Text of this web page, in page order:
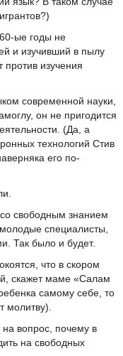
ые годы не
и изучивший в пылу
против изучения
современной науки,
он не пригодится
(Да, а
технологий Стив
его по-
свободным знанием
специалисты,
Так было и будет.
что в скором
скажет маме «Салам
самому себе, то
молитву).
вопрос, почему в
на свободных